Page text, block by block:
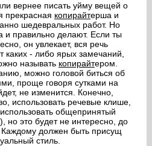
вернее писать уйму вещей о
прекрасная копирайтерша и
шедевральных работ. Но
и правильно делают. Если ты
он увлекает, вся речь
каких - либо ярых замечаний,
называть копирайтером.
можно головой биться об
проще говоря сутками на
не изменится. Конечно,
использовать речевые клише,
общепринятый
но это будет не интересно, до
Каждому должен быть присущ
стиль.